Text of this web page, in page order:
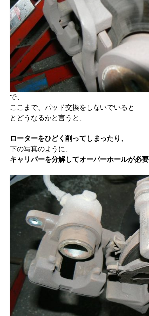
で、
ここまで、パッド交換をしないでいると
とどうなるかと言うと、
ローターをひどく削ってしまったり、
下の写真のように、
キャリパーを分解してオーバーホールが必要